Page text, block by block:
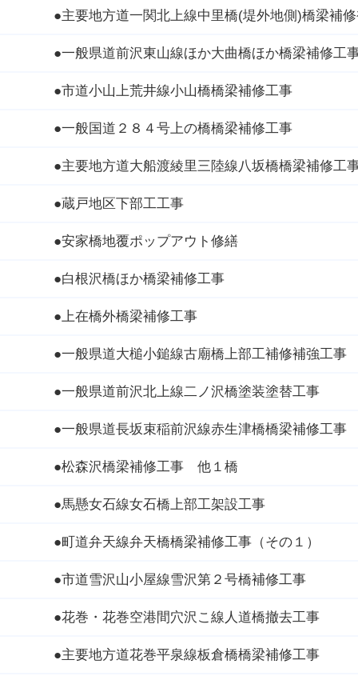
●主要地方道一関北上線中里橋(堤外地側)橋梁補
●一般県道前沢東山線ほか大曲橋ほか橋梁補修工
●市道小山上荒井線小山橋橋梁補修工事
●一般国道２８４号上の橋橋梁補修工事
●主要地方道大船渡綾里三陸線八坂橋橋梁補修工
●蔵戸地区下部工工事
●安家橋地覆ポップアウト修繕
●白根沢橋ほか橋梁補修工事
●上在橋外橋梁補修工事
●一般県道大槌小鎚線古廟橋上部工補修補強工事
●一般県道前沢北上線二ノ沢橋塗装塗替工事
●一般県道長坂束稲前沢線赤生津橋橋梁補修工事
●松森沢橋梁補修工事 他１橋
●馬懸女石線女石橋上部工架設工事
●町道弁天線弁天橋橋梁補修工事（その１）
●市道雪沢山小屋線雪沢第２号橋補修工事
●花巻・花巻空港間穴沢こ線人道橋撤去工事
●主要地方道花巻平泉線板倉橋橋梁補修工事